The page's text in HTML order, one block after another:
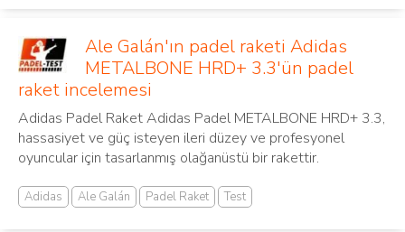
Ale Galán'ın padel raketi Adidas
METALBONE HRD+ 3.3'ün padel
raket incelemesi
Adidas Padel Raket Adidas Padel METALBONE HRD+ 3.3,
hassasiyet ve güç isteyen ileri düzey ve profesyonel
oyuncular için tasarlanmış olağanüstü bir rakettir.
Adidas Ale Galán Padel Raket Test